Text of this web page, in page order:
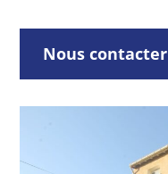
Nous contacter